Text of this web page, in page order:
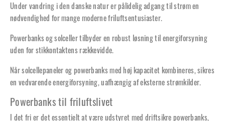
Under vandring i den danske natur er pålidelig adgang til strøm en
nødvendighed for mange moderne friluftsentusiaster.
Powerbanks og solceller tilbyder en robust løsning til energiforsyning
uden for stikkontaktens rækkevidde.
Når solcellepaneler og powerbanks med høj kapacitet kombineres, sikres
en vedvarende energiforsyning, uafhængig af eksterne strømkilder.
Powerbanks til friluftslivet
I det fri er det essentielt at være udstyret med driftsikre powerbanks,